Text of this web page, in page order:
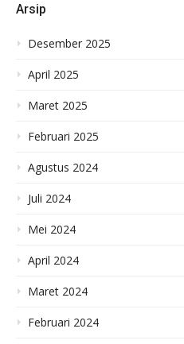
Arsip
Desember 2025
April 2025
Maret 2025
Februari 2025
Agustus 2024
Juli 2024
Mei 2024
April 2024
Maret 2024
Februari 2024